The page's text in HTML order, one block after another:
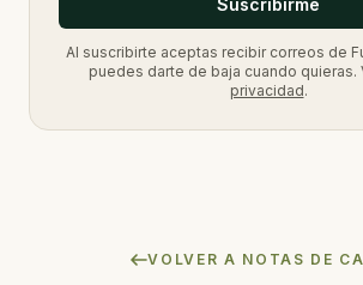
Suscribirme
Al suscribirte aceptas recibir correos de
puedes darte de baja cuando quieras.
privacidad.
VOLVER A NOTAS DE